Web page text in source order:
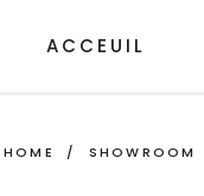
ACCEUIL
HOME / SHOWROOM